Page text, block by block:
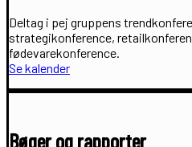
Deltag i pej gruppens
strategikonference,
fødevarekonference.
Se kalender
Bøger og rapporter